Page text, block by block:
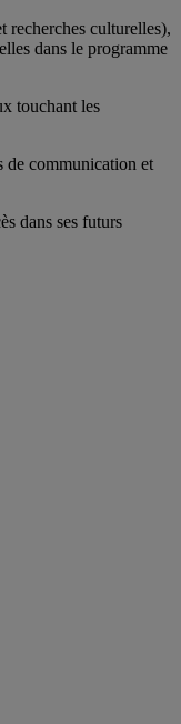
recherches culturelles),
dans le programme
touchant les
de communication et
dans ses futurs